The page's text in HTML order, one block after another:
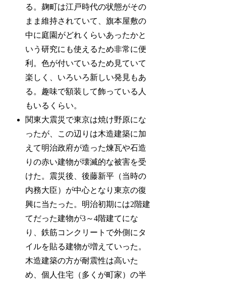
る。麹町は江戸時代の状態がその
まま維持されていて、旗本屋敷の
中に庭園がどれくらいあったかと
いう研究にも使えるため非常に便
利。色が付いているため見ていて
楽しく、いろいろ新しい発見もあ
る。趣味で額装して飾っている人
もいるくらい。
関東大震災で東京は焼け野原にな
ったが、この辺りは木造建築に加
えて明治政府が造った煉瓦や石造
りの赤い建物が壊滅的な被害を受
けた。震災後、後藤新平（当時の
内務大臣）が中心となり東京の復
興に当たった。明治初期には2階建
てだった建物が3～4階建てにな
り、鉄筋コンクリートで外側にタ
イルを貼る建物が増えていった。
木造建築の方が耐震性は高いた
め、個人住宅（多くが町家）の半